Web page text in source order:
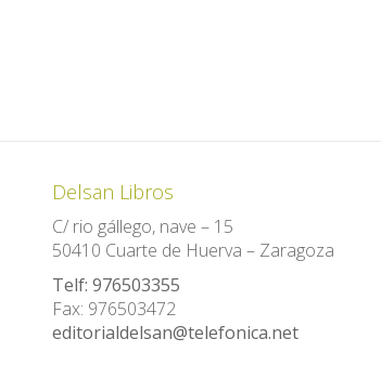
Delsan Libros
C/ rio gállego, nave – 15
50410 Cuarte de Huerva – Zaragoza
Telf: 976503355
Fax: 976503472
editorialdelsan@telefonica.net